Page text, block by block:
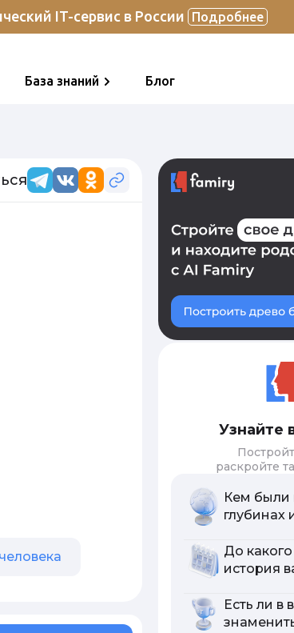
IT-сервис в России Подробнее
База знаний Блог
Узнайте
раскройте
Кем были
глубинах
До
история
Есть ли в